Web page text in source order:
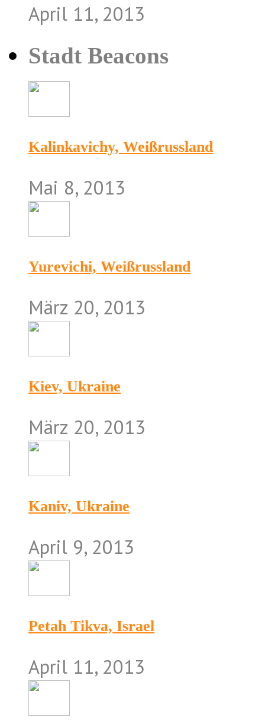
April 11, 2013
Stadt Beacons
Kalinkavichy, Weißrussland
Mai 8, 2013
Yurevichi, Weißrussland
März 20, 2013
Kiev, Ukraine
März 20, 2013
Kaniv, Ukraine
April 9, 2013
Petah Tikva, Israel
April 11, 2013